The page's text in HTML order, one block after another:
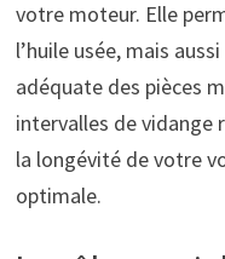
votre moteur. Elle
l’huile usée, mais
adéquate des pièces
intervalles de vidange
la longévité de votre
optimale.